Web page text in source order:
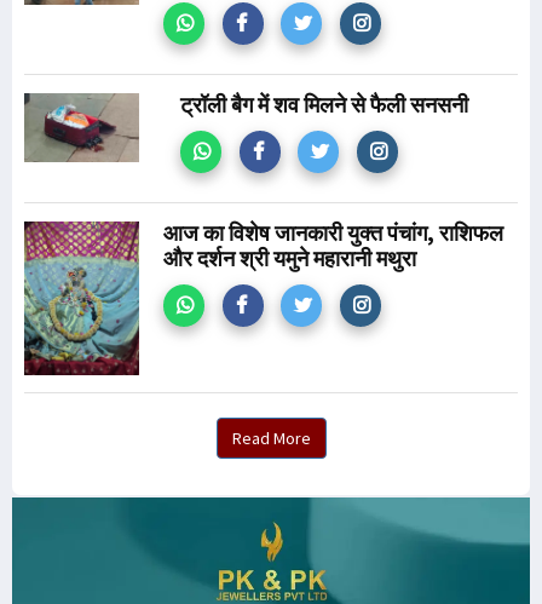
ट्रॉली बैग में शव मिलने से फैली सनसनी
आज का विशेष जानकारी युक्त पंचांग, राशिफल
और दर्शन श्री यमुने महारानी मथुरा
Read More